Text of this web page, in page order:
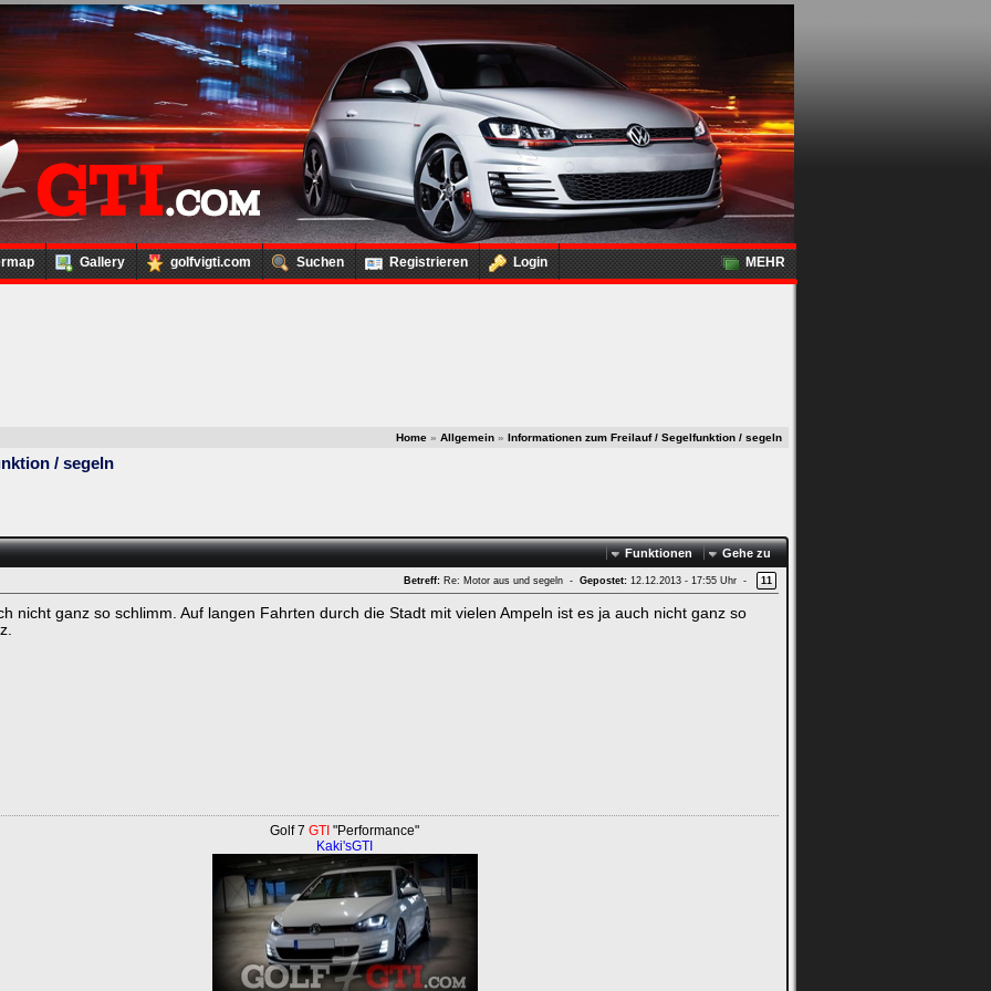
Gallery golfvigti.com Suchen Registrieren Login MEHR
Home » Allgemein » Informationen zum Freilauf / Segelfunktion / segeln
/ segeln
Gehe zu
Funktionen
Betreff: Re: Motor aus und segeln - Gepostet: 12.12.2013 - 17:55 Uhr - 11
nicht ganz so schlimm. Auf langen Fahrten durch die Stadt mit vielen Ampeln ist es ja auch nicht ganz so
Golf 7 GTI "Performance"
Kaki'sGTI